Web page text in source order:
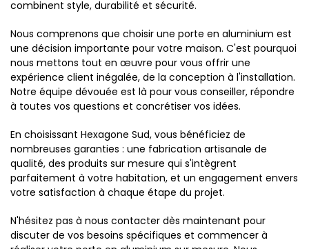
combinent style, durabilité et sécurité.
Nous comprenons que choisir une porte en aluminium est
une décision importante pour votre maison. C'est pourquoi
nous mettons tout en œuvre pour vous offrir une
expérience client inégalée, de la conception à l'installation.
Notre équipe dévouée est là pour vous conseiller, répondre
à toutes vos questions et concrétiser vos idées.
En choisissant Hexagone Sud, vous bénéficiez de
nombreuses garanties : une fabrication artisanale de
qualité, des produits sur mesure qui s'intègrent
parfaitement à votre habitation, et un engagement envers
votre satisfaction à chaque étape du projet.
N'hésitez pas à nous contacter dès maintenant pour
discuter de vos besoins spécifiques et commencer à